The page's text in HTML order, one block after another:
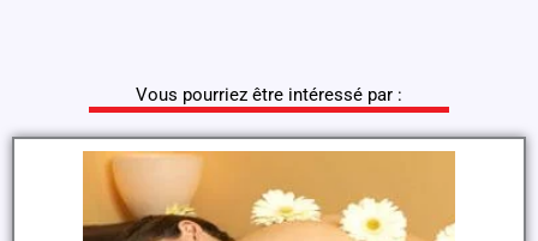
Vous pourriez être intéressé par :